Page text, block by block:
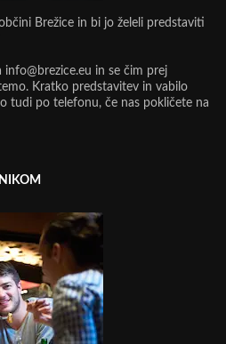
Brežice in bi jo želeli predstaviti
info@brezice.eu in se čim prej
Kratko predstavitev in vabilo
tudi po telefonu, če nas pokličete na